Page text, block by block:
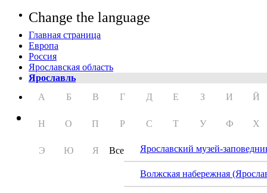
Change the language
Главная страница
Европа
Россия
Ярославская область
Ярославль
А
Б В Г Д Е З И Й
Н О П Р С Т У Ф Х
Э Ю Я Все Ярославский музей-
Волжская набережная